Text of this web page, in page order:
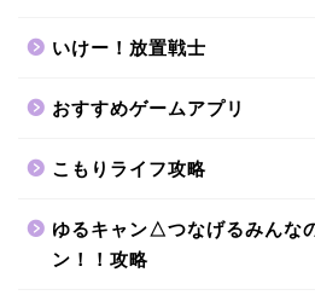
いけー！放置戦士
おすすめゲームアプリ
こもりライフ攻略
ゆるキャン△つなげるみんな
ン！！攻略